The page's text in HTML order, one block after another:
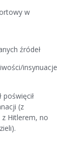
w
źródeł
insynuacje
poświęcił
(z
Hitlerem, no